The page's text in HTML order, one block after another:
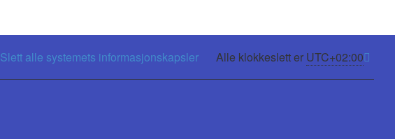
Alle klokkeslett er UTC+02:00
Slett alle systemets informasjonskapsler